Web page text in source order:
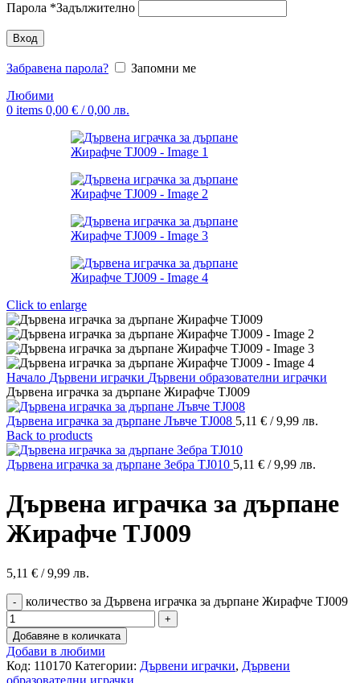
Парола *Задължително
Вход
Забравена парола?
Запомни ме
Любими
0 items 0,00 € / 0,00 лв.
Click to enlarge
Начало Дървени играчки Дървени образователни играчки
Дървена играчка за дърпане Жирафче TJ009
Дървена играчка за дърпане Лъвче TJ008 5,11 € / 9,99 лв.
Back to products
Дървена играчка за дърпане Зебра TJ010 5,11 € / 9,99 лв.
Дървена играчка за дърпане
Жирафче TJ009
5,11 € / 9,99 лв.
количество за Дървена играчка за дърпане Жирафче TJ009
Добавяне в количката
Добави в любими
Код: 110170 Категории: Дървени играчки, Дървени
образователни играчки